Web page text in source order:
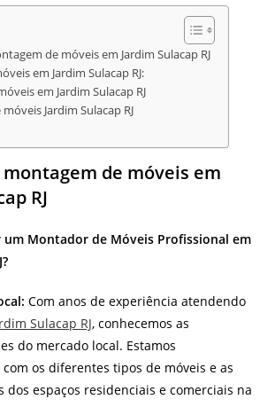
de móveis em Jardim Sulacap RJ
em Jardim Sulacap RJ:
em Jardim Sulacap RJ
Jardim Sulacap RJ
montagem de móveis em
RJ
um Montador de Móveis Profissional em
Com anos de experiência atendendo
Sulacap RJ, conhecemos as
do mercado local. Estamos
os diferentes tipos de móveis e as
dos espaços residenciais e comerciais na